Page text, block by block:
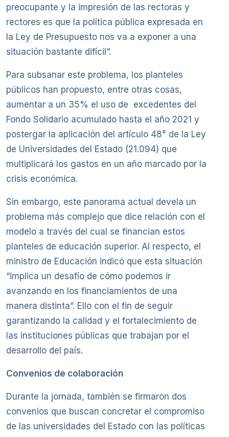
preocupante y la impresión de las rectoras y
rectores es que la política pública expresada en
la Ley de Presupuesto nos va a exponer a una
situación bastante difícil”.
Para subsanar este problema, los planteles
públicos han propuesto, entre otras cosas,
aumentar a un 35% el uso de excedentes del
Fondo Solidario acumulado hasta el año 2021 y
postergar la aplicación del artículo 48° de la Ley
de Universidades del Estado (21.094) que
multiplicará los gastos en un año marcado por la
crisis económica.
Sin embargo, este panorama actual devela un
problema más complejo que dice relación con el
modelo a través del cual se financian estos
planteles de educación superior. Al respecto, el
ministro de Educación indicó que esta situación
“implica un desafío de cómo podemos ir
avanzando en los financiamientos de una
manera distinta”. Ello con el fin de seguir
garantizando la calidad y el fortalecimiento de
las instituciones públicas que trabajan por el
desarrollo del país.
Convenios de colaboración
Durante la jornada, también se firmaron dos
convenios que buscan concretar el compromiso
de las universidades del Estado con las políticas